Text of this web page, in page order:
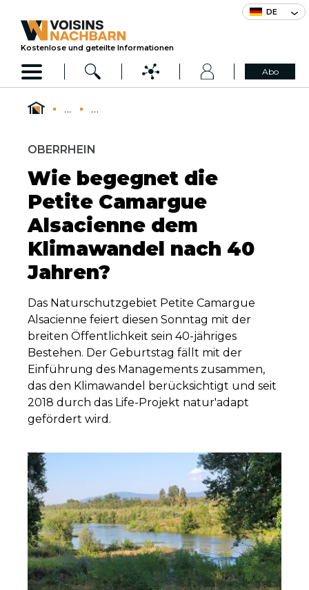
DE
Kostenlose und geteilte Informationen
Abo
... ...
OBERRHEIN
Wie begegnet die
Petite Camargue
Alsacienne dem
Klimawandel nach 40
Jahren?
Das Naturschutzgebiet Petite Camargue
Alsacienne feiert diesen Sonntag mit der
breiten Öffentlichkeit sein 40-jähriges
Bestehen. Der Geburtstag fällt mit der
Einführung des Managements zusammen,
das den Klimawandel berücksichtigt und seit
2018 durch das Life-Projekt natur'adapt
gefördert wird.